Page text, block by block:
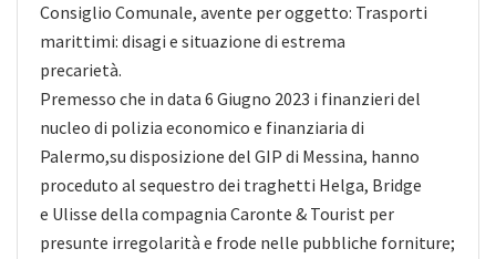
Consiglio Comunale, avente per oggetto: Trasporti
marittimi: disagi e situazione di estrema
precarietà.
Premesso che in data 6 Giugno 2023 i finanzieri del
nucleo di polizia economico e finanziaria di
Palermo,su disposizione del GIP di Messina, hanno
proceduto al sequestro dei traghetti Helga, Bridge
e Ulisse della compagnia Caronte & Tourist per
presunte irregolarità e frode nelle pubbliche forniture;